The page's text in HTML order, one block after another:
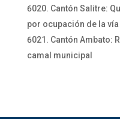
Cantón Salitre:
por ocupación de la
Cantón Ambato:
camal municipal